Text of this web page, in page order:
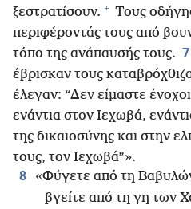
ξεστρατίσουν. + Τους
περιφέροντάς τους από
τόπο της ανάπαυσής τους. 7
έβρισκαν τους
έλεγαν: “Δεν είμαστε
ενάντια στον Ιεχωβά,
της δικαιοσύνης και στην
τους, τον Ιεχωβά”».
8
«Φύγετε από τη
βγείτε από τη γη των